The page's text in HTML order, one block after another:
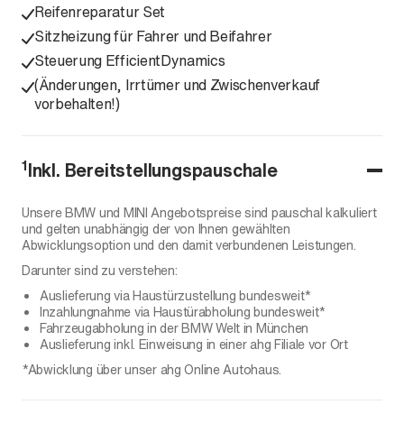
Reifenreparatur Set
Sitzheizung für Fahrer und Beifahrer
Steuerung EfficientDynamics
(Änderungen, Irrtümer und Zwischenverkauf
vorbehalten!)
1Inkl. Bereitstellungspauschale
Unsere BMW und MINI Angebotspreise sind pauschal kalkuliert
und gelten unabhängig der von Ihnen gewählten
Abwicklungsoption und den damit verbundenen Leistungen.
Darunter sind zu verstehen:
Auslieferung via Haustürzustellung bundesweit*
Inzahlungnahme via Haustürabholung bundesweit*
Fahrzeugabholung in der BMW Welt in München
Auslieferung inkl. Einweisung in einer ahg Filiale vor Ort
*Abwicklung über unser ahg Online Autohaus.